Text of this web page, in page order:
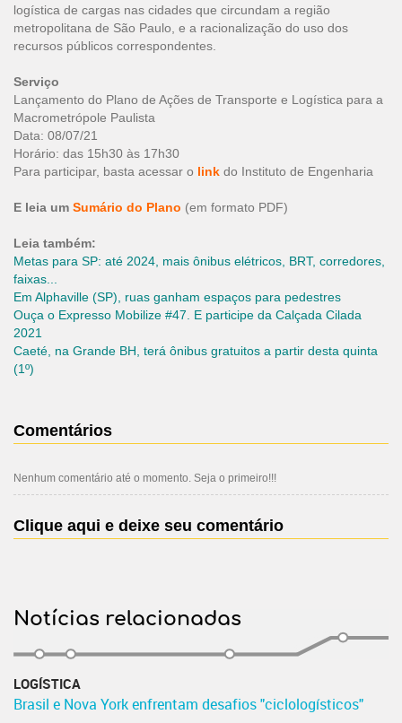
logística de cargas nas cidades que circundam a região
metropolitana de São Paulo, e a racionalização do uso dos
recursos públicos correspondentes.
Serviço
Lançamento do Plano de Ações de Transporte e Logística para a
Macrometrópole Paulista
Data: 08/07/21
Horário: das 15h30 às 17h30
Para participar, basta acessar o link do Instituto de Engenharia
E leia um Sumário do Plano (em formato PDF)
Leia também:
Metas para SP: até 2024, mais ônibus elétricos, BRT, corredores,
faixas...
Em Alphaville (SP), ruas ganham espaços para pedestres
Ouça o Expresso Mobilize #47. E participe da Calçada Cilada
2021
Caeté, na Grande BH, terá ônibus gratuitos a partir desta quinta
(1º)
Comentários
Nenhum comentário até o momento. Seja o primeiro!!!
Clique aqui e deixe seu comentário
Notícias relacionadas
LOGÍSTICA
Brasil e Nova York enfrentam desafios "ciclologísticos"